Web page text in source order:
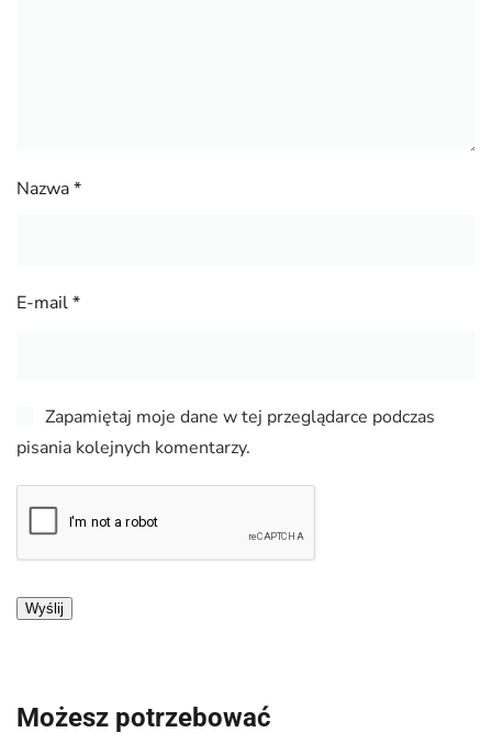
Nazwa*
E-mail*
Zapamiętaj moje dane w tej przeglądarce podczas
pisania kolejnych komentarzy.
Możesz potrzebować